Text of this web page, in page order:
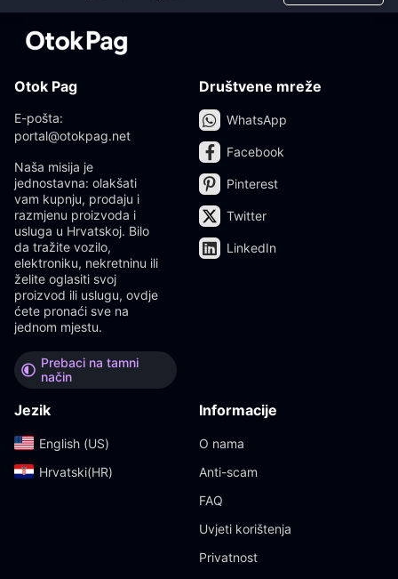
Otok Pag
E-pošta:
portal@otokpag.net
Naša misija je
jednostavna: olakšati
vam kupnju, prodaju i
razmjenu proizvoda i
usluga u Hrvatskoj. Bilo
da tražite vozilo,
elektroniku, nekretninu ili
želite oglasiti svoj
proizvod ili uslugu, ovdje
ćete pronaći sve na
jednom mjestu.
Prebaci na tamni
način
Društvene mreže
WhatsApp
Facebook
Pinterest
Twitter
LinkedIn
Jezik
English (US)‎
Hrvatski(HR)‎
Informacije
O nama
Anti-scam
FAQ
Uvjeti korištenja
Privatnost